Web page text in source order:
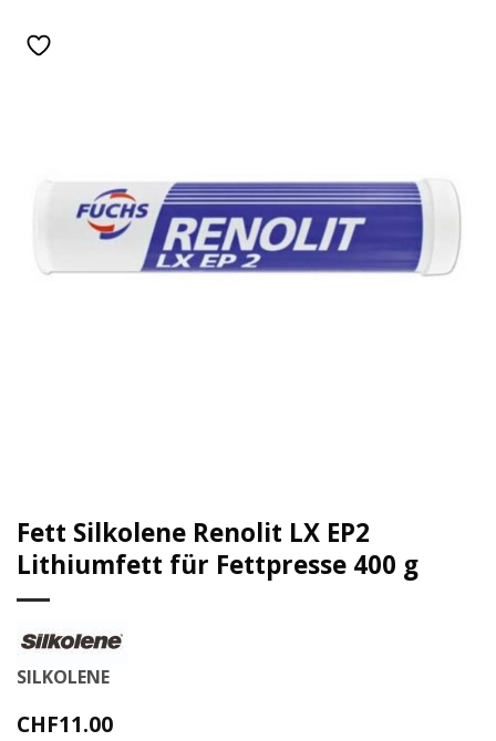
Fett Silkolene Renolit LX EP2
Lithiumfett für Fettpresse 400 g
SILKOLENE
CHF11.00